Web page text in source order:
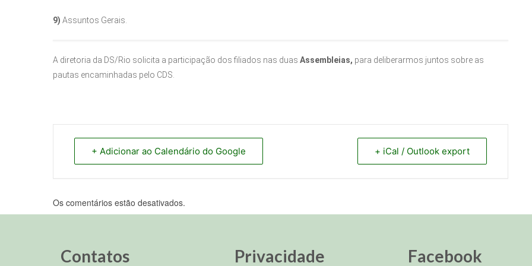
9) Assuntos Gerais.
A diretoria da DS/Rio solicita a participação dos filiados nas duas Assembleias, para deliberarmos juntos sobre as
pautas encaminhadas pelo CDS.
+ Adicionar ao Calendário do Google + iCal / Outlook export
Os comentários estão desativados.
Contatos Privacidade Facebook